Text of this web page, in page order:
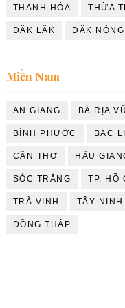
THANH HÓA THỪA
ĐĂK LĂK ĐĂK NÔNG
Miền Nam
AN GIANG BÀ RỊA
BÌNH PHƯỚC BẠC
CẦN THƠ HẬU
SÓC TRĂNG TP. HỒ
TRÀ VINH TÂY NINH
ĐỒNG THÁP